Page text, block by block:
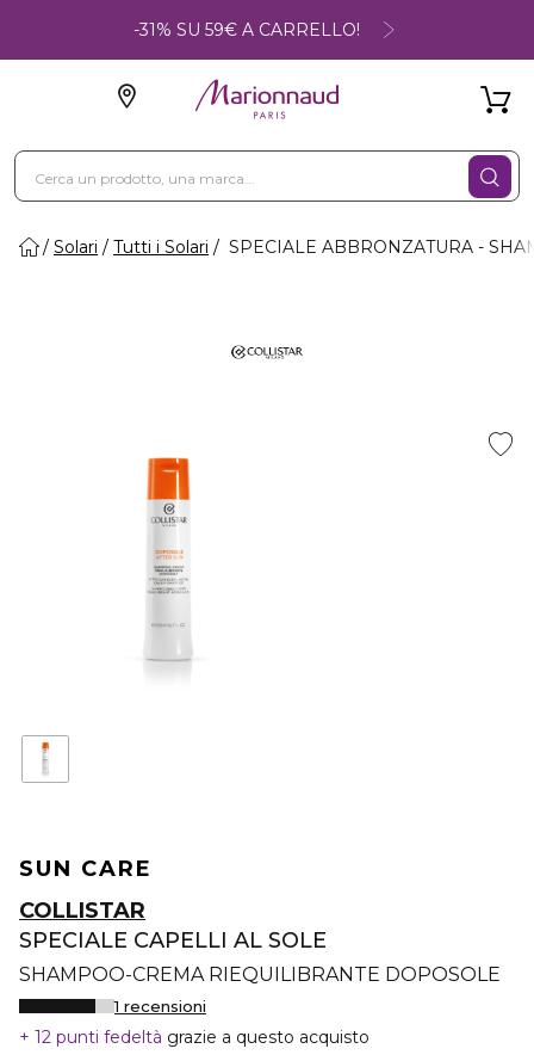
-31% SU 59€ A CARRELLO!
Solari Tutti i Solari SPECIALE ABBRONZATURA -
SUN CARE
COLLISTAR
SPECIALE CAPELLI AL SOLE
SHAMPOO-CREMA RIEQUILIBRANTE DOPOSOLE
1 recensioni
12 punti fedeltà grazie a questo acquisto